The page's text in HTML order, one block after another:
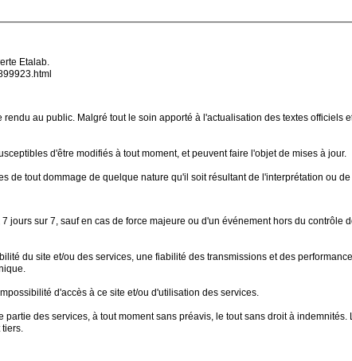
Etalab.
au public. Malgré tout le soin apporté à l'actualisation des textes
d'être modifiés à tout moment, et peuvent faire l'objet de mises à jour.
de tout dommage de quelque nature qu'il soit résultant de l'interprétation ou
jours sur 7, sauf en cas de force majeure ou d'un événement hors du
du site et/ou des services, une fiabilité des transmissions et des
d'accès à ce site et/ou d'utilisation des services.
des services, à tout moment sans préavis, le tout sans droit à